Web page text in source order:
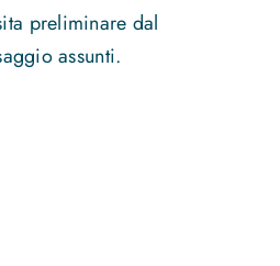
preliminare dal
assunti.